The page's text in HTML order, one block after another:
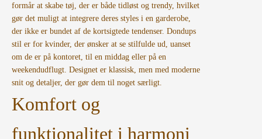
formår at skabe tøj, der er både tidløst og trendy, hvilket
gør det muligt at integrere deres styles i en garderobe,
der ikke er bundet af de kortsigtede tendenser. Dondups
stil er for kvinder, der ønsker at se stilfulde ud, uanset
om de er på kontoret, til en middag eller på en
weekendudflugt. Designet er klassisk, men med moderne
snit og detaljer, der gør dem til noget særligt.
Komfort og
funktionalitet i harmoni